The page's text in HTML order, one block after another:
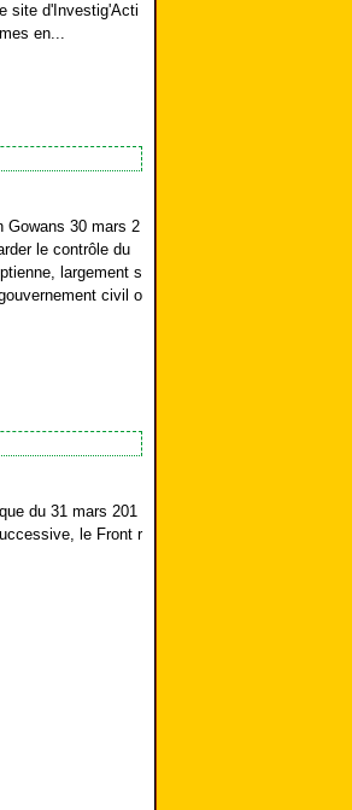
site d'Investig'Acti
en...
Gowans 30 mars 2
le contrôle du
largement s
civil o
du 31 mars 201
le Front r